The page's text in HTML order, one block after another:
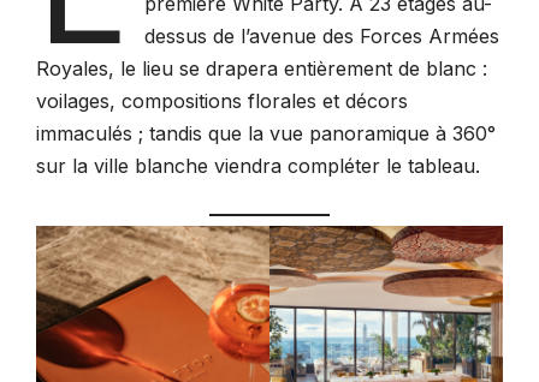
dessus de l’avenue des Forces Armées
Royales, le lieu se drapera entièrement de blanc :
voilages, compositions florales et décors
immaculés ; tandis que la vue panoramique à 360°
sur la ville blanche viendra compléter le tableau.